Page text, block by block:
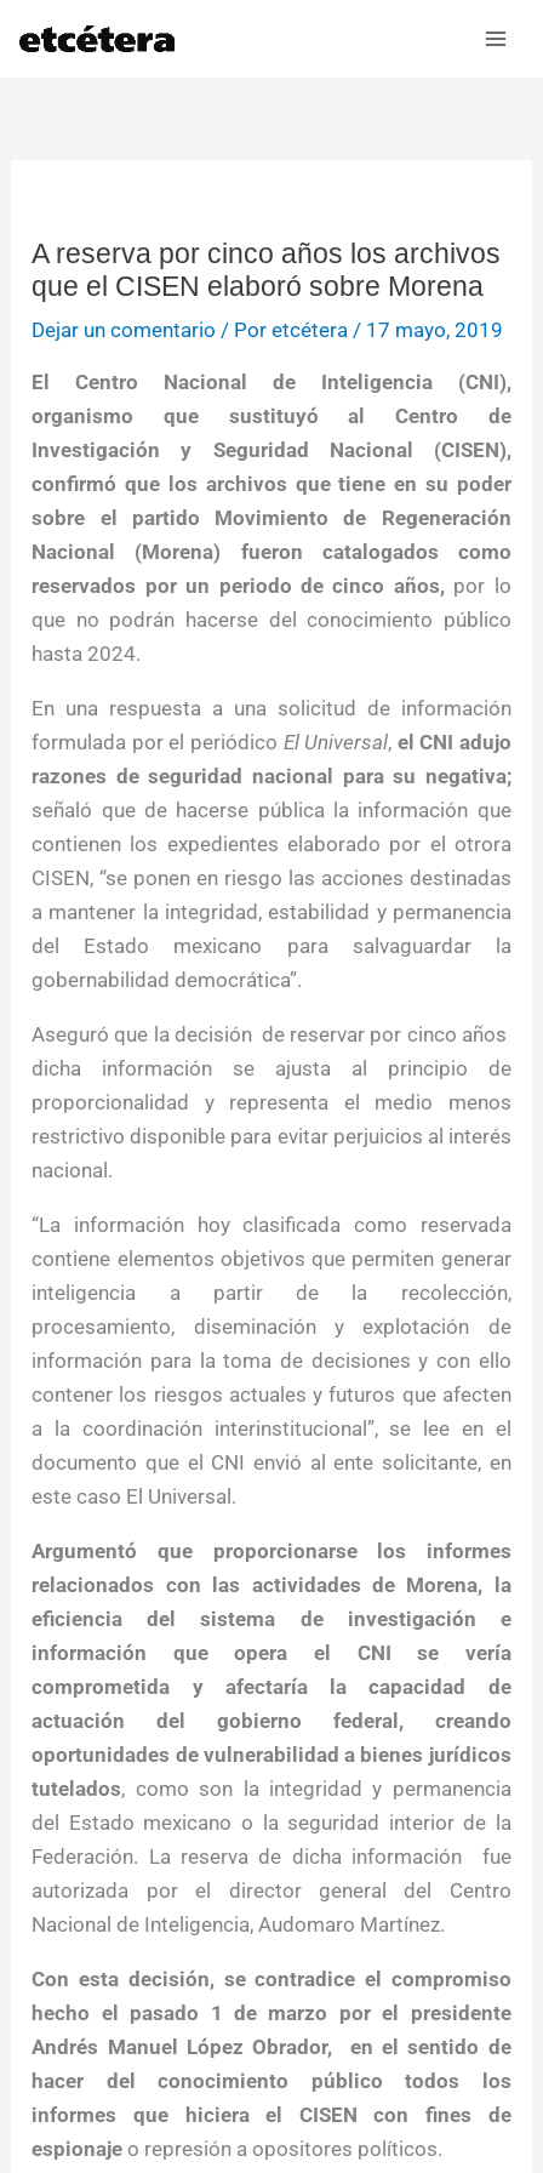
A reserva por cinco años los archivos
que el CISEN elaboró sobre Morena
Dejar un comentario / Poretcétera / 17 mayo, 2019
El Centro Nacional de Inteligencia (CNI),
organismo que sustituyó al Centro de
Investigación y Seguridad Nacional (CISEN),
confirmó que los archivos que tiene en su poder
sobre el partido Movimiento de Regeneración
Nacional (Morena) fueron catalogados como
reservados por un periodo de cinco años,por lo
que no podrán hacerse del conocimiento público
hasta 2024.
En una respuesta a una solicitud de información
formulada por el periódico El Universal, el CNI adujo
razones de seguridad nacional para su negativa;
señaló que de hacerse pública la información que
contienen los expedientes elaborado por el otrora
CISEN, “se ponen en riesgo las acciones destinadas
a mantener la integridad, estabilidad y permanencia
del Estado mexicano para salvaguardar la
gobernabilidad democrática”.
Aseguró que la decisión de reservar por cinco años
dicha información se ajusta al principio de
proporcionalidad y representa el medio menos
restrictivo disponible para evitar perjuicios al interés
nacional.
“La información hoy clasificada como reservada
contiene elementos objetivos que permiten generar
inteligencia a partir de la recolección,
procesamiento, diseminación y explotación de
información para la toma de decisiones y con ello
contener los riesgos actuales y futuros que afecten
a la coordinación interinstitucional”, se lee en el
documento que el CNI envió al ente solicitante, en
este caso El Universal.
Argumentó que proporcionarse los informes
relacionados con las actividades de Morena, la
eficiencia del sistema de investigación e
información que opera el CNI se vería
comprometida y afectaría la capacidad de
actuación del gobierno federal, creando
oportunidades de vulnerabilidad a bienes jurídicos
tutelados, como son la integridad y permanencia
del Estado mexicano o la seguridad interior de la
Federación. La reserva de dicha información fue
autorizada por el director general del Centro
Nacional de Inteligencia, Audomaro Martínez.
Con esta decisión, se contradice el compromiso
hecho el pasado 1 de marzo por el presidente
Andrés Manuel López Obrador, en el sentido de
hacer del conocimiento público todos los
informes que hiciera el CISEN con fines de
espionaje o represión a opositores políticos.